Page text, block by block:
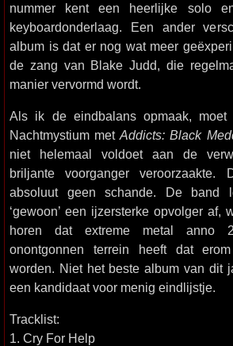
nummer kent een heerlijke solo
keyboardonderlaag. Een ander
album is dat er nog wat meer
de zang van Blake Judd, die
manier vervormd wordt.
Als ik de eindbalans opmaak, moet
Nachtmystium metAddicts: Black
niet helemaal voldoet aan de
briljante voorganger veroorzaakte.
absoluut geen schande. De band
‘gewoon’ een ijzersterke opvolger af,
horen dat extreme metal anno
onontgonnen terrein heeft dat
worden. Niet het beste album van dit
een kandidaat voor menig eindlijstje.
Tracklist:
1. Cry For Help